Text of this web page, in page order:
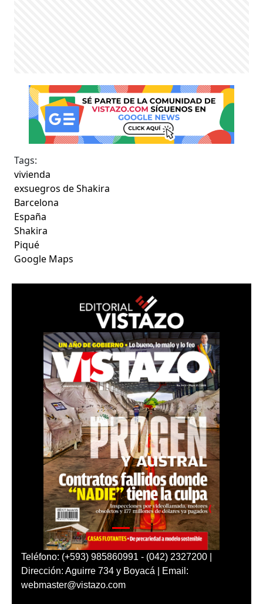
Tags:
vivienda
exsuegros de Shakira
Barcelona
España
Shakira
Piqué
Google Maps
Teléfono: (+593) 985860991 - (042) 2327200 |
Dirección: Aguirre 734 y Boyacá | Email:
webmaster@vistazo.com